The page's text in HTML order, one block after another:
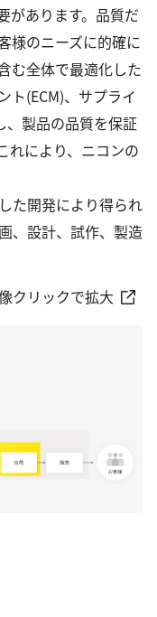
があります。品質だ
様のニーズに的確に
む全体で最適化した
ト(ECM)、サプライ
、製品の品質を保証
れにより、ニコンの
た開発により得られ
、設計、試作、製造
クリックで拡大